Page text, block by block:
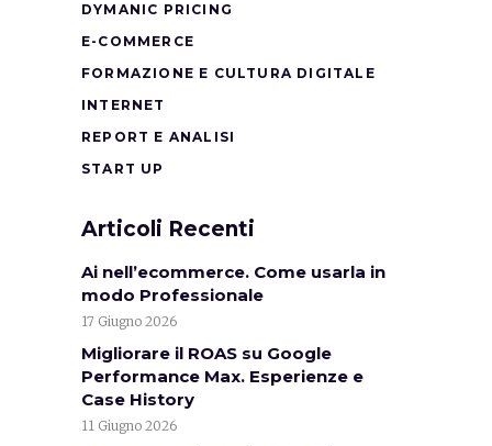
DYMANIC PRICING
E-COMMERCE
FORMAZIONE E CULTURA DIGITALE
INTERNET
REPORT E ANALISI
START UP
Articoli Recenti
Ai nell’ecommerce. Come usarla in
modo Professionale
17 Giugno 2026
Migliorare il ROAS su Google
Performance Max. Esperienze e
Case History
11 Giugno 2026